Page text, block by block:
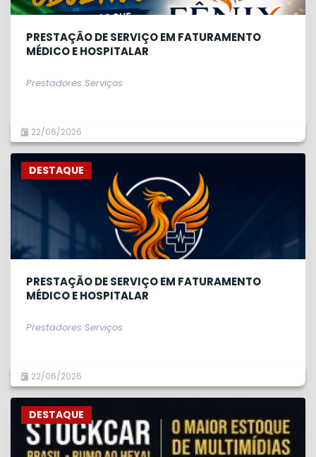
PRESTAÇÃO DE SERVIÇO EM FATURAMENTO
MÉDICO E HOSPITALAR
Prestadores Serviços
22/06/2026
DESTAQUE
PRESTAÇÃO DE SERVIÇO EM FATURAMENTO
MÉDICO E HOSPITALAR
Prestadores Serviços
22/06/2026
DESTAQUE